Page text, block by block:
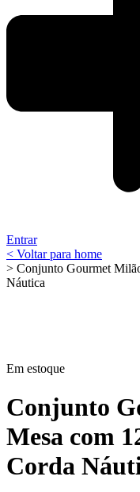
Entrar
< Voltar para home
> Conjunto Gourmet
Náutica
Em estoque
Conjunto
Mesa com
Corda